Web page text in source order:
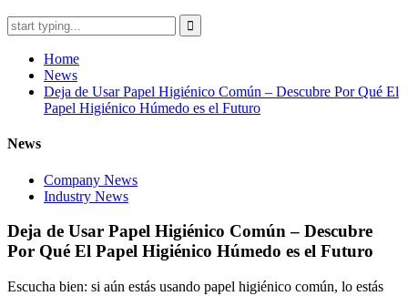
Home
News
Deja de Usar Papel Higiénico Común – Descubre Por Qué El
Papel Higiénico Húmedo es el Futuro
News
Company News
Industry News
Deja de Usar Papel Higiénico Común – Descubre
Por Qué El Papel Higiénico Húmedo es el Futuro
Escucha bien: si aún estás usando papel higiénico común, lo estás